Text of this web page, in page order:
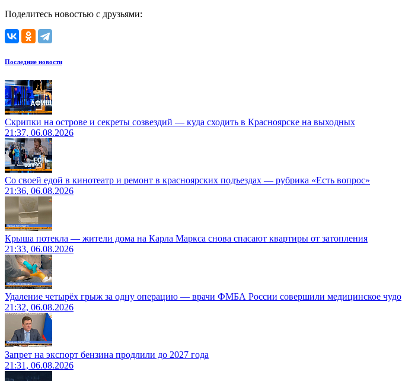
Поделитесь новостью с друзьями:
Последние новости
Скрипки на острове и секреты созвездий — куда сходить в Красноярске на выходных
21:37, 06.08.2026
Со своей едой в кинотеатр и ремонт в красноярских подъездах — рубрика «Есть вопрос»
21:36, 06.08.2026
Крыша потекла — жители дома на Карла Маркса снова спасают квартиры от затопления
21:33, 06.08.2026
Удаление четырёх грыж за одну операцию — врачи ФМБА России совершили медицинское чудо
21:32, 06.08.2026
Запрет на экспорт бензина продлили до 2027 года
21:31, 06.08.2026